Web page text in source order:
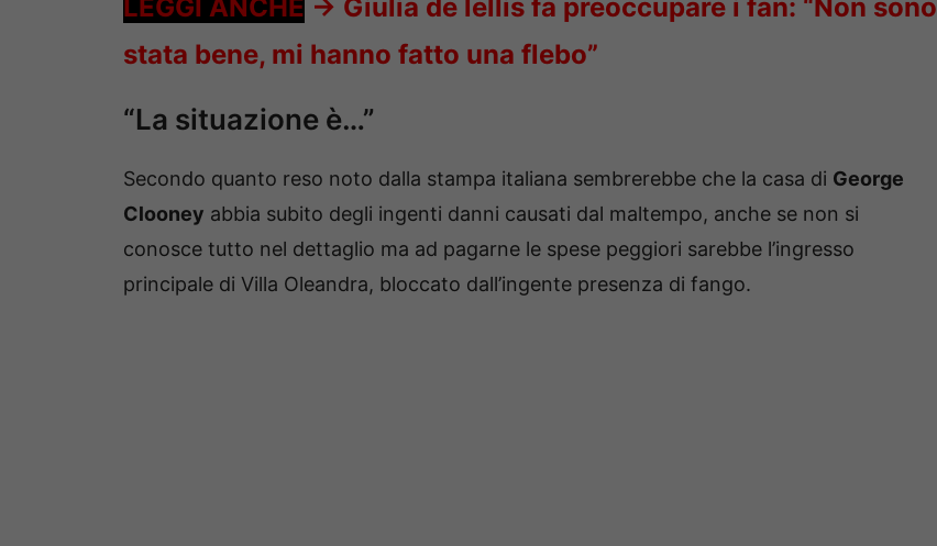
LEGGI ANCHE -> Giulia de lellis fa preoccupare i fan: “Non sono
stata bene, mi hanno fatto una flebo”
“La situazione è…”
Secondo quanto reso noto dalla stampa italiana sembrerebbe che la casa di George
Clooney abbia subito degli ingenti danni causati dal maltempo, anche se non si
conosce tutto nel dettaglio ma ad pagarne le spese peggiori sarebbe l’ingresso
principale di Villa Oleandra, bloccato dall’ingente presenza di fango.